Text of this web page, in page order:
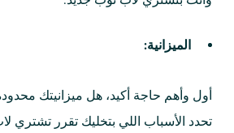
الميزانية:
أول وأهم حاجة أكيد، هل ميزانيتك
تحدد الأسباب اللي بتخليك تقرر تشتري